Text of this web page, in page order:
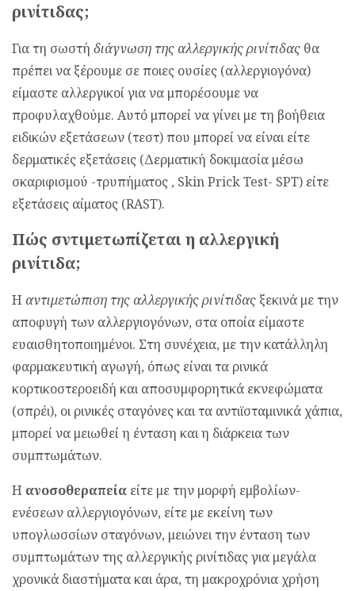
ρινίτιδας;
Για τη σωστή διάγνωση της αλλεργικής ρινίτιδας θα
πρέπει να ξέρουμε σε ποιες ουσίες (αλλεργιογόνα)
είμαστε αλλεργικοί για να μπορέσουμε να
προφυλαχθούμε. Αυτό μπορεί να γίνει με τη βοήθεια
ειδικών εξετάσεων (τεστ) που μπορεί να είναι είτε
δερματικές εξετάσεις (Δερματική δοκιμασία μέσω
σκαριφισμού -τρυπήματος , Skin Prick Test- SPT) είτε
εξετάσεις αίματος (RAST).
Πώς σντιμετωπίζεται η αλλεργική
ρινίτιδα;
Η αντιμετώπιση της αλλεργικής ρινίτιδας ξεκινά με την
αποφυγή των αλλεργιογόνων, στα οποία είμαστε
ευαισθητοποιημένοι. Στη συνέχεια, με την κατάλληλη
φαρμακευτική αγωγή, όπως είναι τα ρινικά
κορτικοστεροειδή και αποσυμφορητικά εκνεφώματα
(σπρέι), οι ρινικές σταγόνες και τα αντιϊσταμινικά χάπια,
μπορεί να μειωθεί η ένταση και η διάρκεια των
συμπτωμάτων.
Η ανοσοθεραπεία είτε με την μορφή εμβολίων-
ενέσεων αλλεργιογόνων, είτε με εκείνη των
υπογλωσσίων σταγόνων, μειώνει την ένταση των
συμπτωμάτων της αλλεργικής ρινίτιδας για μεγάλα
χρονικά διαστήματα και άρα, τη μακροχρόνια χρήση